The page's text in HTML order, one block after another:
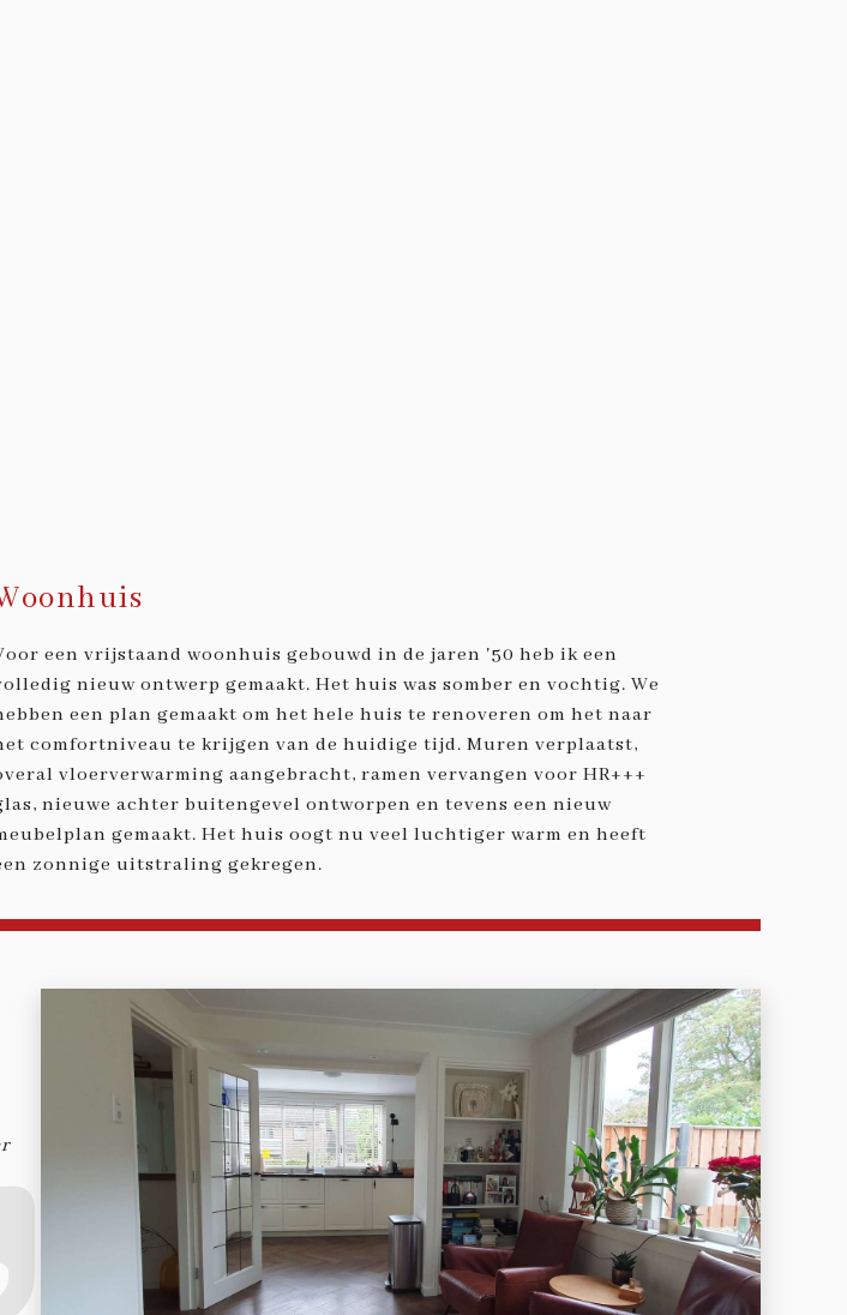
een vrijstaand woonhuis gebouwd in de jaren '50 heb ik een
nieuw ontwerp gemaakt. Het huis was somber en vochtig. We
een plan gemaakt om het hele huis te renoveren om het naar
comfortniveau te krijgen van de huidige tijd. Muren verplaatst,
vloerverwarming aangebracht, ramen vervangen voor HR+++
nieuwe achter buitengevel ontworpen en tevens een nieuw
gemaakt. Het huis oogt nu veel luchtiger warm en heeft
zonnige uitstraling gekregen.